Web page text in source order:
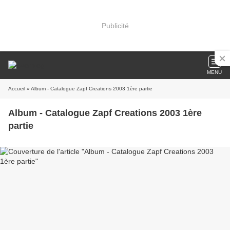
Publicité
MENU
Accueil » Album - Catalogue Zapf Creations 2003 1ère partie
Album - Catalogue Zapf Creations 2003 1ère
partie